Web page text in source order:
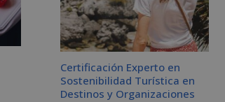
Certificación Experto en
Sostenibilidad Turística en
Destinos y Organizaciones